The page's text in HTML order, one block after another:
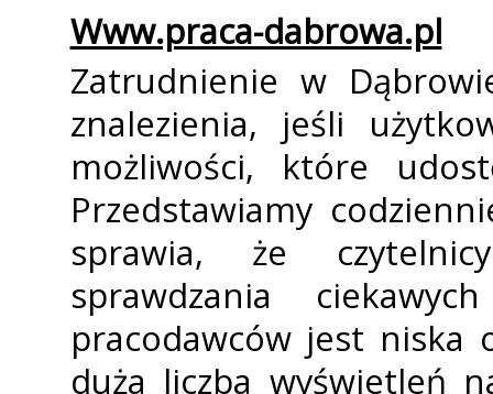
Www.praca-dabrowa.pl
Zatrudnienie w
znalezienia, jeśli
możliwości, które
Przedstawiamy
sprawia, że
sprawdzania
pracodawców jest niska
duża liczba wyświetleń